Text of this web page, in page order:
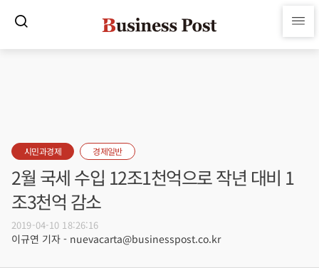
시민과경제 경제일반
2월 국세 수입 12조1천억으로 작년 대비 1
조3천억 감소
2019-04-10 18:26:16
이규연 기자 - nuevacarta@businesspost.co.kr